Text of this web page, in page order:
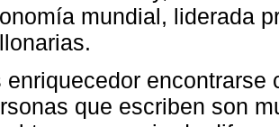
mundial, liderada
enriquecedor
que escriben son